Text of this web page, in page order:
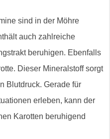
sind in der Möhre
auch zahlreiche
beruhigen. Ebenfalls
Dieser Mineralstoff sorgt
Blutdruck. Gerade für
erleben, kann der
Karotten beruhigend